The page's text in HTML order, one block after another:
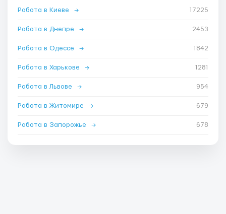
Работа в Киеве → 17225
Работа в Днепре → 2453
Работа в Одессе → 1842
Работа в Харькове → 1281
Работа в Львове → 954
Работа в Житомире → 679
Работа в Запорожье → 678